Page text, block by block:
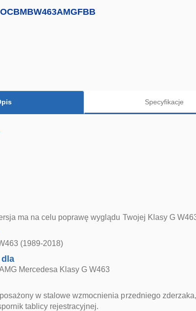
Specyfikacje
ma na celu poprawę wyglądu Twojej Klasy G
(1989-2018)
Mercedesa Klasy G W463
w stalowe wzmocnienia przedniego
tablicy rejestracyjnej.